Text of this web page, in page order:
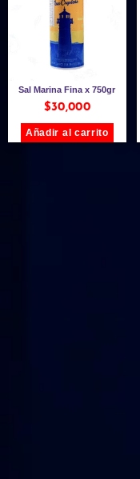
Sal Marina Fina x 750gr
$30,000
Añadir al carrito